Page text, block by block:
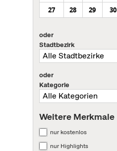
27
28 29 30
oder
Stadtbezirk
oder
Kategorie
Weitere Merkmale
nur kostenlos
nur Highlights